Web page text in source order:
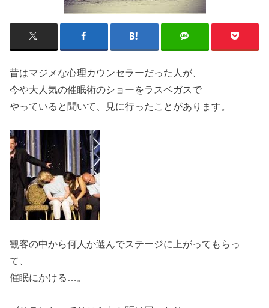
昔はマジメな心理カウンセラーだった人が、
今や大人気の催眠術のショーをラスベガスで
やっていると聞いて、見に行ったことがあります。
観客の中から何人か選んでステージに上がってもらっ
て、
催眠にかける…。